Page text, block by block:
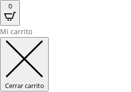
0
Mi carrito
Cerrar carrito